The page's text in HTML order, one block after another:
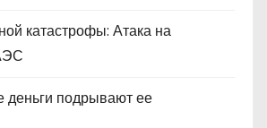
катастрофы: Атака на
деньги подрывают ее